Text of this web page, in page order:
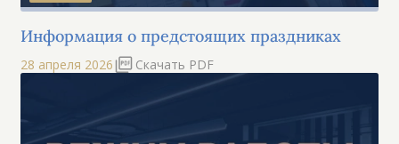
Информация о предстоящих праздниках
28 апреля 2026 Скачать PDF